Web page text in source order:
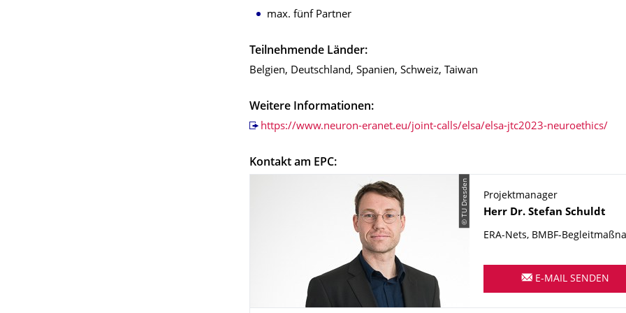
max. fünf Partner
Teilnehmende Länder:
Belgien, Deutschland, Spanien, Schweiz, Taiwan
Weitere Informationen:
https://www.neuron-eranet.eu/joint-calls/elsa/elsa-jtc2023-neuroethics/
Kontakt am EPC:
© TU Dresden
Projektmanager
Name
Herr Dr. Stefan Schuldt
ERA-Nets, BMBF-
E-MAIL SENDEN